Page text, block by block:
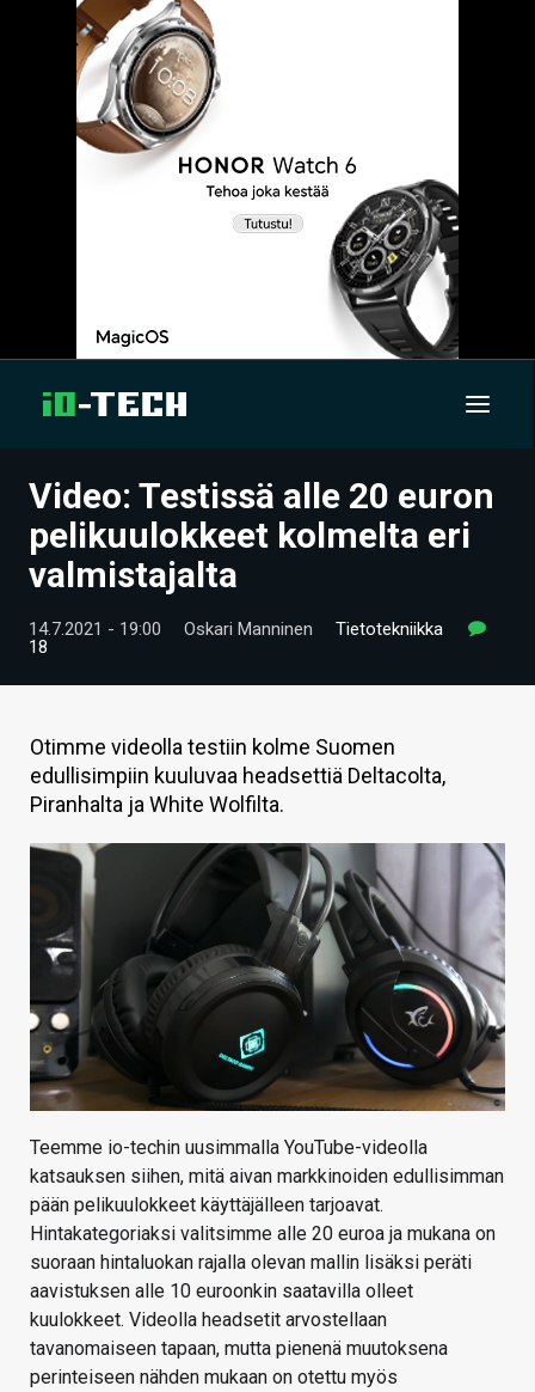
UUTISET
ARTIKKELIT
VIDEOT
HINTA.FI
KAUPPA
VAIHDA TEEMA
HAKU
Video: Testissä alle 20 euron
pelikuulokkeet kolmelta eri
valmistajalta
14.7.2021 - 19:00 Oskari Manninen
Tietotekniikka
18
Otimme videolla testiin kolme Suomen
edullisimpiin kuuluvaa headsettiä Deltacolta,
Piranhalta ja White Wolfilta.
Teemme io-techin uusimmalla YouTube-videolla
katsauksen siihen, mitä aivan markkinoiden edullisimman
pään pelikuulokkeet käyttäjälleen tarjoavat.
Hintakategoriaksi valitsimme alle 20 euroa ja mukana on
suoraan hintaluokan rajalla olevan mallin lisäksi peräti
aavistuksen alle 10 euroonkin saatavilla olleet
kuulokkeet. Videolla headsetit arvostellaan
tavanomaiseen tapaan, mutta pienenä muutoksena
perinteiseen nähden mukaan on otettu myös